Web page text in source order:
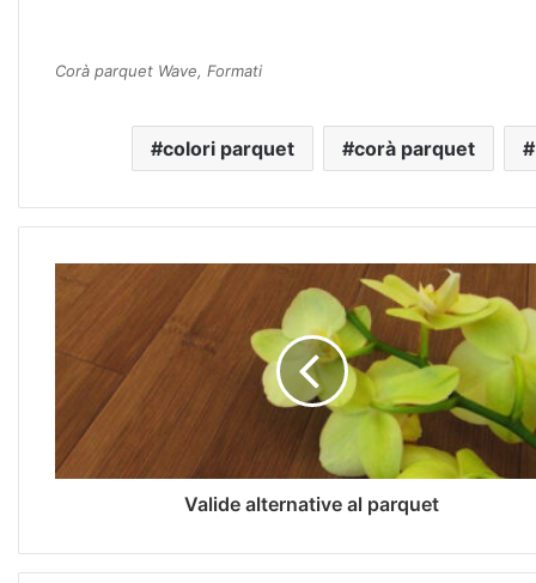
Corà parquet Wave, Formati
colori parquet corà parquet
Valide alternative al parquet